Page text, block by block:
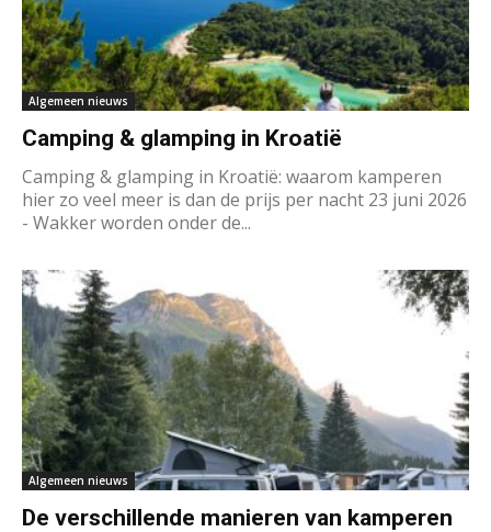
Algemeen nieuws
Camping & glamping in Kroatië
Camping & glamping in Kroatië: waarom kamperen
hier zo veel meer is dan de prijs per nacht 23 juni 2026
- Wakker worden onder de...
Algemeen nieuws
De verschillende manieren van kamperen